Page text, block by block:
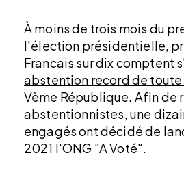
À moins de trois mois du
l'élection présidentielle,
Francais sur dix comptent
abstention record de toute
Vème République. Afin de
abstentionnistes, une
engagés ont décidé de
2021 l'ONG "A Voté".